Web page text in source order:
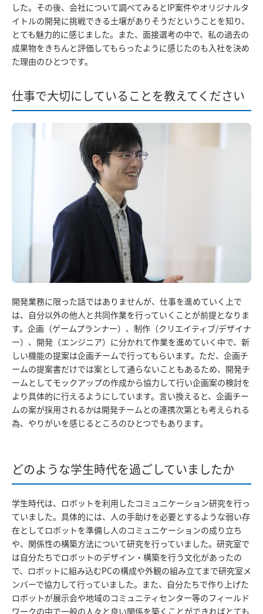
した。その後、会社について調べてみるとIP案件やオリジナルタ
イトルの開発に挑戦できる土壌がありそうだということを知り、
とても魅力的に感じました。また、面接選考の中で、私の過去の
成果物をきちんと評価してもらったように感じたのも入社を決め
た理由のひとつです。
仕事で大切にしていることを教えてください
開発業務に限った話ではありませんが、仕事を進めていく上で
は、自分以外の他人と共同作業を行っていくことが前提となりま
す。企画（ゲームプランナー）、制作（クリエイティブ/デザイナ
ー）、開発（エンジニア）に分かれて作業を進めていく中で、新
しい機能の提案は企画チームで行ってもらいます。ただ、企画チ
ームの提案書だけでは案として通らないこともあるため、開発チ
ームとしてモックアップの作成から協力して行い企画案の検討を
より具体的に行えるようにしています。言い換えると、企画チー
ムの案が採用されるかは開発チームとの連携次第とも考えられる
為、やりがいを感じるところのひとつでもあります。
どのような学生時代を過ごしていましたか
学生時代は、ロボットを利用したコミュニケーション研究を行っ
ていました。具体的には、人の手助けを必要とするような弱い存
在としてロボットを準備し人のコミュニケーションの成り立ち
や、関係性の構築方法について研究を行っていました。研究室で
は自分たちでロボットのデザイン・構築を行う文化があったの
で、ロボットに組み込むPCの構成や外観の組み立てまで研究室メ
ンバーで協力して行っていました。また、自分たちで作り上げた
ロボットが展示会や地域のコミュニティセンター等のフィールド
ワークの中で一般の人々と良い関係を築くことができればとても